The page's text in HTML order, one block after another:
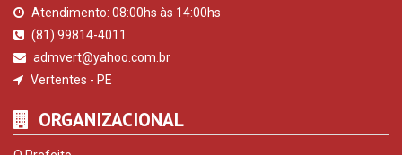
Atendimento: 08:00hs às 14:00hs
(81) 99814-4011
admvert@yahoo.com.br
Vertentes - PE
ORGANIZACIONAL